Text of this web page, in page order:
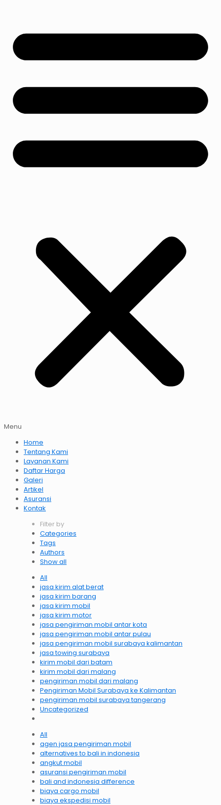
Menu
Home
Tentang Kami
Layanan Kami
Daftar Harga
Galeri
Artikel
Asuransi
Kontak
Filter by
Categories
Tags
Authors
Show all
All
jasa kirim alat berat
jasa kirim barang
jasa kirim mobil
jasa kirim motor
jasa pengiriman mobil antar kota
jasa pengiriman mobil antar pulau
jasa pengiriman mobil surabaya kalimantan
jasa towing surabaya
kirim mobil dari batam
kirim mobil dari malang
pengiriman mobil dari malang
Pengiriman Mobil Surabaya ke Kalimantan
pengiriman mobil surabaya tangerang
Uncategorized
All
agen jasa pengiriman mobil
alternatives to bali in indonesia
angkut mobil
asuransi pengiriman mobil
bali and indonesia difference
biaya cargo mobil
biaya ekspedisi mobil